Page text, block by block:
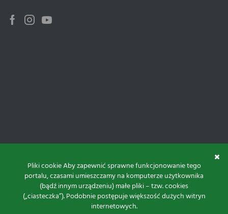
FacebookInstagramYoutube
Pliki cookie Aby zapewnić sprawne funkcjonowanie tego
portalu, czasami umieszczamy na komputerze użytkownika
(bądź innym urządzeniu) małe pliki – tzw. cookies
(„ciasteczka”). Podobnie postępuje większość dużych witryn
internetowych.